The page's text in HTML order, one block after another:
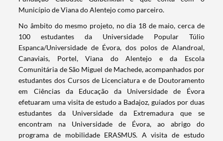
Termo de Pesquisa
Município de Viana do Alentejo como parceiro.
No âmbito do mesmo projeto, no dia 18 de maio, cerca de
100 estudantes da Universidade Popular Túlio
Espanca/Universidade de Évora, dos polos de Alandroal,
Canaviais, Portel, Viana do Alentejo e da Escola
Comunitária de São Miguel de Machede, acompanhados por
estudantes dos Cursos de Licenciatura e de Doutoramento
em Ciências da Educação da Universidade de Évora
efetuaram uma visita de estudo a Badajoz, guiados por duas
estudantes da Universidade da Extremadura que se
encontram na Universidade de Évora, ao abrigo do
programa de mobilidade ERASMUS. A visita de estudo